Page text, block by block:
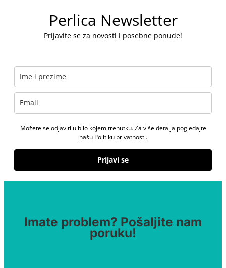
Perlica Newsletter
Prijavite se za novosti i posebne ponude!
Možete se odjaviti u bilo kojem trenutku. Za više detalja pogledajte
našu Politiku privatnosti.
Prijavi se
Imate problem? Pošaljite nam
poruku!